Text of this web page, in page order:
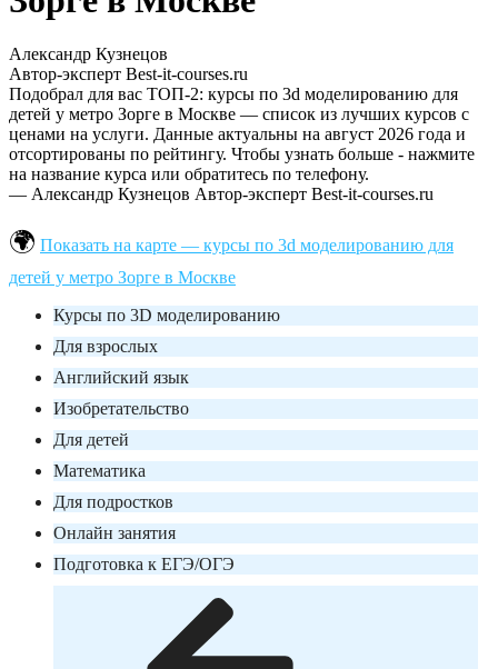
Александр Кузнецов
Автор-эксперт Best-it-courses.ru
Подобрал для вас ТОП-2: курсы по 3d моделированию для
детей у метро Зорге в Москве — список из лучших курсов с
ценами на услуги. Данные актуальны на август 2026 года и
отсортированы по рейтингу. Чтобы узнать больше - нажмите
на название курса или обратитесь по телефону.
— Александр Кузнецов Автор-эксперт Best-it-courses.ru
Показать на карте — курсы по 3d моделированию для
детей у метро Зорге в Москве
Курсы по 3D моделированию
Для взрослых
Английский язык
Изобретательство
Для детей
Математика
Для подростков
Онлайн занятия
Подготовка к ЕГЭ/ОГЭ